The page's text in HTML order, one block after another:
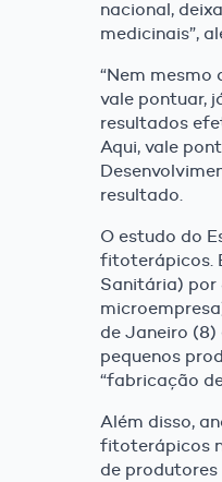
nacional,
medicinais”,
“Nem
vale pontuar,
resultados
Aqui, vale
resultado.
O estudo do
fitoterápicos.
Sanitária) por
de Janeiro
pequenos
“fabricação
Além disso,
fitoterápicos
de